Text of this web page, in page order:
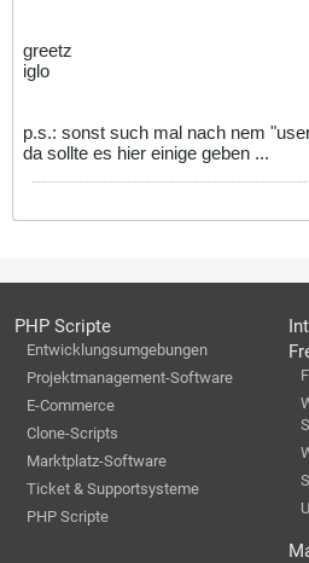
greetz
iglo
p.s.: sonst such mal nach nem
da sollte es hier einige geben ...
PHP Scripte
Entwicklungsumgebungen
Projektmanagement-Software
E-Commerce
Clone-Scripts
Marktplatz-Software
Ticket & Supportsysteme
PHP Scripte